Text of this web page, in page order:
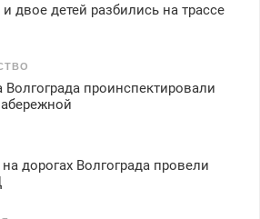
двое детей разбились на трассе
Волгограда проинспектировали
дорогах Волгограда провели